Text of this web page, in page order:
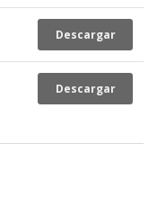
Descargar
Descargar